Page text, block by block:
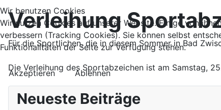
Verleihung
Für die Sportlichen, die in diesem Sommer in Bad
Die Verleihung des Sportabzeichen ist am Samstag,
Neueste Beiträge
Wir benutzen Cookies
Wir nutzen Cookies auf unserer Website. Einige von
verbessern (Tracking Cookies). Sie können selbst
Funktionalitäten der Seite zur Verfügung stehen.
Akzeptieren Ablehnen